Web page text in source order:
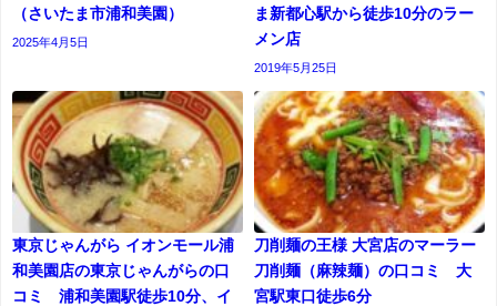
（さいたま市浦和美園）
2025年4月5日
ま新都心駅から徒歩10分のラー
メン店
2019年5月25日
東京じゃんがら イオンモール浦
和美園店の東京じゃんがらの口
コミ 浦和美園駅徒歩10分、イ
刀削麺の王様 大宮店のマーラー
刀削麺（麻辣麺）の口コミ 大
宮駅東口徒歩6分